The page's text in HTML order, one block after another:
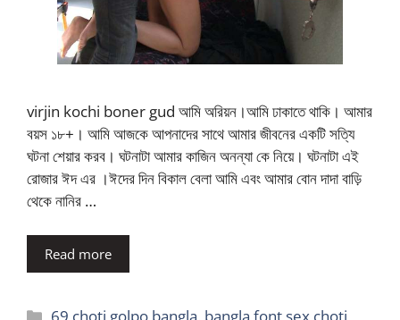
virjin kochi boner gud আমি অরিয়ন।আমি ঢাকাতে থাকি। আমার
বয়স ১৮+। আমি আজকে আপনাদের সাথে আমার জীবনের একটি সত্যি
ঘটনা শেয়ার করব। ঘটনাটা আমার কাজিন অনন্যা কে নিয়ে। ঘটনাটা এই
রোজার ঈদ এর ।ঈদের দিন বিকাল বেলা আমি এবং আমার বোন দাদা বাড়ি
থেকে নানির …
Read more
Categories
69 choti golpo bangla, bangla font sex choti